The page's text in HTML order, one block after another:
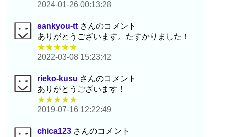
2024-01-26 00:13:28
sankyou-tt さんのコメント
ありがとうございます。たすかりました！
★★★★★
2022-03-08 15:23:42
rieko-kusu さんのコメント
ありがとうございます！
★★★★★
2019-07-16 12:22:49
chica123 さんのコメント